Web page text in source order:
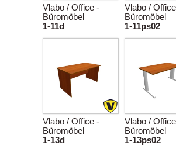
Vlabo / Office -
Büromöbel
1-11d
Vlabo /
Büromöbel
1-11ps02
Vlabo / Office -
Büromöbel
1-13d
Vlabo /
Büromöbel
1-13ps02